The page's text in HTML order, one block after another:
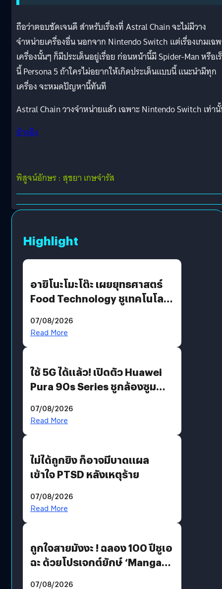
ถือว่าตอบชัดเจนดี สำหรับเรื่องที่ Astral Chain จะไม่มีวาง
จำหน่ายเครื่องอื่น นอกจาก Nintendo Switch แต่เรื่องเกมเฉ
เครื่องนั้นๆ ก็มีประเด็นอยู่เรื่อย ก่อนหน้านี้มี Spider-Man หรือเ
นี้ Persona 5 ถ้าใครไม่อยากให้เกิดประเด็นแบบนี้ แนะนำมีทุก
เครื่อง จะหมดปัญหานี้ทันที
Astral Chain วางจำหน่ายแล้ว เฉพาะ Nintendo Switch เท่า
อ้างอิง
พิสูจน์อักษร : สุชยา เกษจำรัส
Highlight
อายิโนะโมะโต๊ะ เผยยุทธศาสตร์
Food Technology ชูเทคโนโลยี
บริโภคและ B2B
07/08/2026
Read More
ใช้ 5G ได้แล้ว! เปิดตัว Huawei
Pura 90s Series ชูกล้องซูม
07/08/2026
Read More
ไม่ได้ถูกยิง ก็อาจมีบาดแผล
เข้าใจ PTSD หลังเหตุร้าย
07/08/2026
Read More
ถูกใจสายมังงะ ! ฉลอง 100 ปีชูเอ
ฉะ ด้วยโปรเจกต์ยักษ์ ‘Manga
07/08/2026